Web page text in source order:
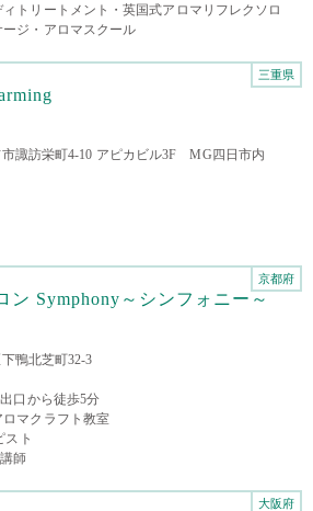
トリートメント・英国式アロマリフレクソロ
ジ・アロマスクール
三重県
諏訪栄町4-10 アピカビル3F MG四日市内
ン Symphony～シンフォニー～
京都府
鴨北芝町32-3
口から徒歩5分
マクラフト教室
スト
師
大阪府